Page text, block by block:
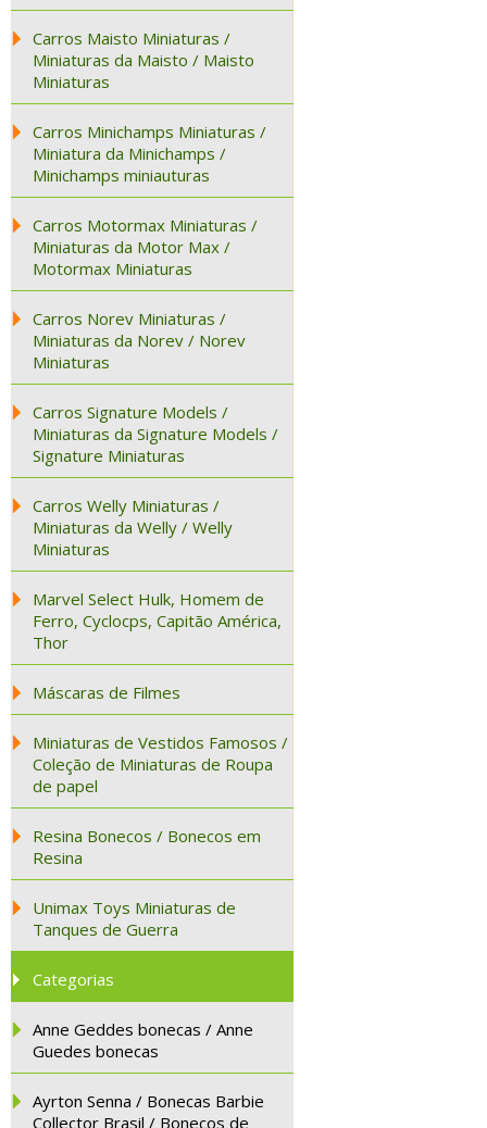
Carros Maisto Miniaturas /
Miniaturas da Maisto / Maisto
Miniaturas
Carros Minichamps Miniaturas /
Miniatura da Minichamps /
Minichamps miniauturas
Carros Motormax Miniaturas /
Miniaturas da Motor Max /
Motormax Miniaturas
Carros Norev Miniaturas /
Miniaturas da Norev / Norev
Miniaturas
Carros Signature Models /
Miniaturas da Signature Models /
Signature Miniaturas
Carros Welly Miniaturas /
Miniaturas da Welly / Welly
Miniaturas
Marvel Select Hulk, Homem de
Ferro, Cyclocps, Capitão América,
Thor
Máscaras de Filmes
Miniaturas de Vestidos Famosos /
Coleção de Miniaturas de Roupa
de papel
Resina Bonecos / Bonecos em
Resina
Unimax Toys Miniaturas de
Tanques de Guerra
Categorias
Anne Geddes bonecas / Anne
Guedes bonecas
Ayrton Senna / Bonecas Barbie
Collector Brasil / Bonecos de